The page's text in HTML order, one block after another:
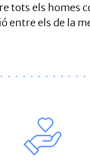
tots els homes
entre els de la